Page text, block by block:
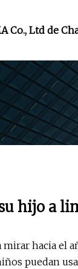
Co., Ltd de
hijo a
hacia el
puedan